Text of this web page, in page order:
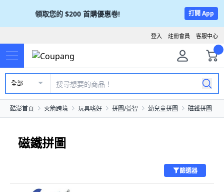
領取您的 $200 首購優惠卷! 打開 App
客服中心
註冊會員
登入
全部
酷澎首頁 火箭跨境 玩具嗜好 拼圖/益智 幼兒童拼圖 磁鐵拼圖
磁鐵拼圖
篩選器